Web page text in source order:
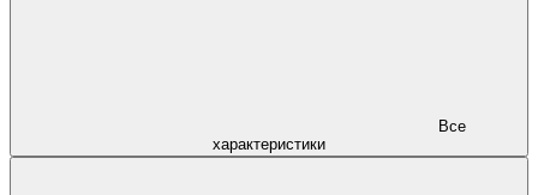
характеристики